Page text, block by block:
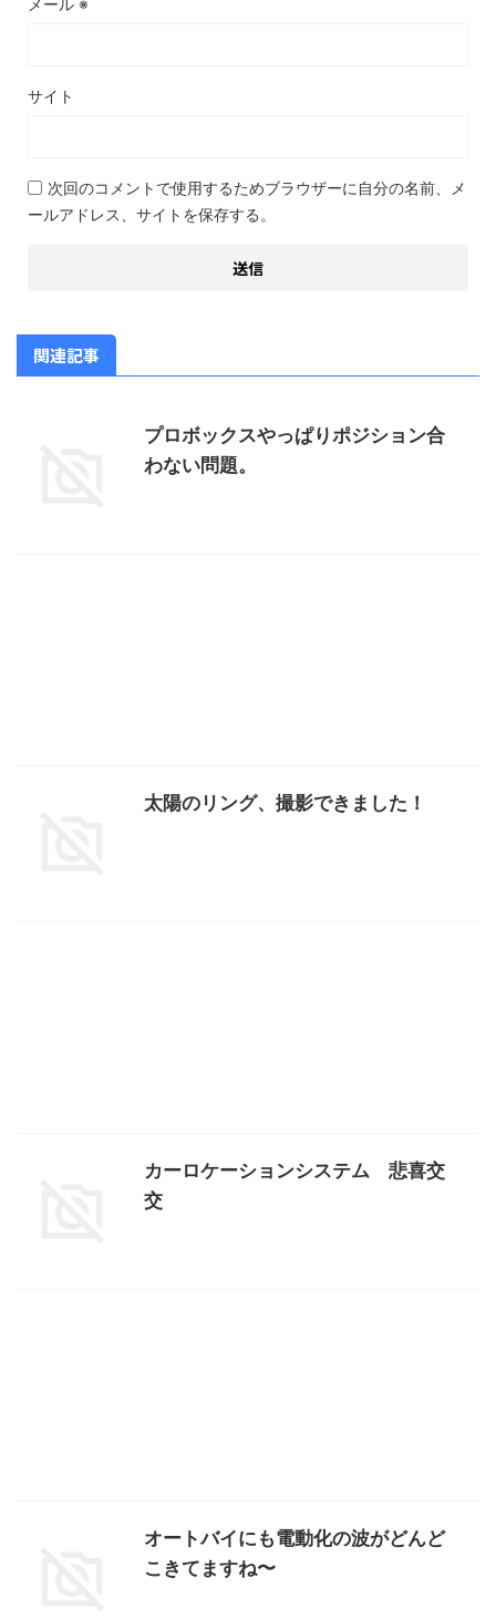
メール ※
サイト
次回のコメントで使用するためブラウザーに自分の名前、メ
ールアドレス、サイトを保存する。
関連記事
プロボックスやっぱりポジション合
わない問題。
太陽のリング、撮影できました！
カーロケーションシステム 悲喜交
交
オートバイにも電動化の波がどんど
こきてますね〜